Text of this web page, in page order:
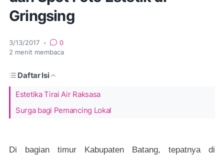
Gringsing
3/13/2017 •
0
2 menit membaca
Daftar Isi
Estetika Tirai Air Raksasa
Surga bagi Pemancing Lokal
Di bagian timur Kabupaten Batang, tepatnya di